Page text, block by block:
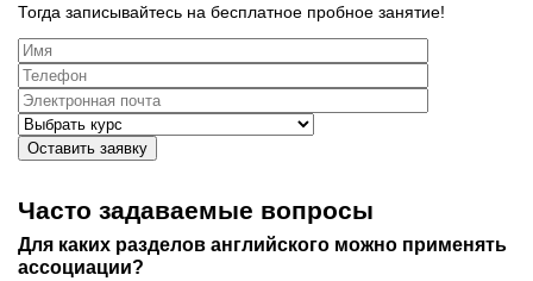
Тогда записывайтесь на бесплатное пробное занятие!
Оставить заявку
Часто задаваемые вопросы
Для каких разделов английского можно применять
ассоциации?